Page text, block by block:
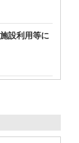
設利用等に